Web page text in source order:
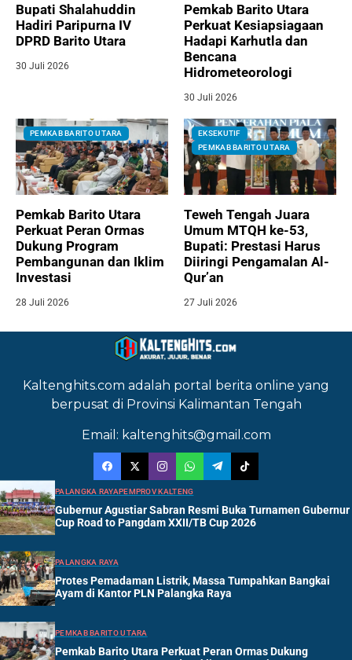
Bupati Shalahuddin
Hadiri Paripurna IV
DPRD Barito Utara
30 Juli 2026
Pemkab Barito Utara
Perkuat Kesiapsiagaan
Hadapi Karhutla dan
Bencana
Hidrometeorologi
30 Juli 2026
PEMKAB BARITO UTARA
Pemkab Barito Utara
Perkuat Peran Ormas
Dukung Program
Pembangunan dan Iklim
Investasi
28 Juli 2026
EKSEKUTIF
PEMKAB BARITO UTARA
Teweh Tengah Juara
Umum MTQH ke-53,
Bupati: Prestasi Harus
Diiringi Pengamalan Al-
Qur’an
27 Juli 2026
Kaltenghits.com adalah portal berita online yang
berpusat di Provinsi Kalimantan Tengah
Email: kaltenghits@gmail.com
PALANGKA RAYAPEMPROV KALTENG
Gubernur Agustiar Sabran Resmi Buka Turnamen Gubernur
Cup Road to Pangdam XXII/TB Cup 2026
PALANGKA RAYA
Protes Pemadaman Listrik, Massa Tumpahkan Bangkai
Ayam di Kantor PLN Palangka Raya
PEMKAB BARITO UTARA
Pemkab Barito Utara Perkuat Peran Ormas Dukung